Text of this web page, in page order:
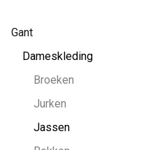
Blazers
Noteboom
Gant
Dameskleding
Broeken
Jurken
Jassen